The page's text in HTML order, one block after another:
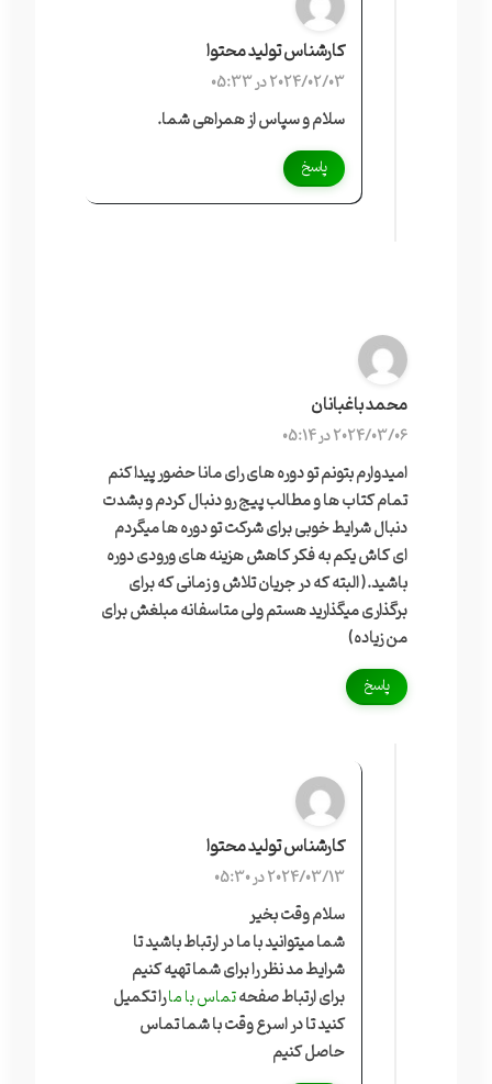
کارشناس تولید محتوا
2024/02/03 در 05:33
سلام و سپاس از همراهی شما.
پاسخ
محمد باغبانان
2024/03/06 در 05:14
امیدوارم بتونم تو دوره های رای مانا حضور پیدا کنم
تمام کتاب ها و مطالب پیج رو دنبال کردم و بشدت
دنبال شرایط خوبی برای شرکت تو دوره ها میگردم
ای کاش یکم به فکر کاهش هزینه های ورودی دوره
باشید.( البته که در جریان تلاش و زمانی که برای
برگذاری میگذارید هستم ولی متاسفانه مبلغش برای
من زیاده)
پاسخ
کارشناس تولید محتوا
2024/03/13 در 05:30
سلام وقت بخیر
شما میتوانید با ما در ارتباط باشید تا
شرایط مد نظر را برای شما تهیه کنیم
برای ارتباط صفحهتماس با مارا تکمیل
کنید تا در اسرع وقت با شما تماس
حاصل کنیم